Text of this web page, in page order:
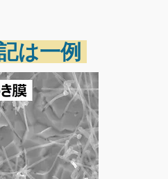
は一例